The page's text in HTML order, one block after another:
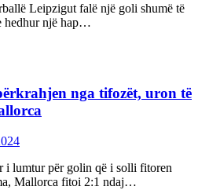
Leipzigut falë një goli shumë të
hedhur një hap…
nga tifozët, uron të
i lumtur për golin që i solli fitoren
Mallorca fitoi 2:1 ndaj…